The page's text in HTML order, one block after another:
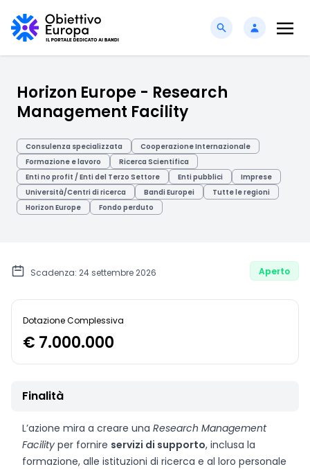
Horizon Europe - Research
Management Facility
Consulenza specializzata
Cooperazione Internazionale
Formazione e lavoro
Ricerca Scientifica
Enti no profit / Enti del Terzo Settore
Enti pubblici
Imprese
Università/Centri di ricerca
Bandi Europei
Tutte le regioni
Horizon Europe
Fondo perduto
Scadenza: 24 settembre 2026 Aperto
Dotazione Complessiva
€ 7.000.000
Finalità
L’azione mira a creare una Research Management
Facility per fornire servizi di supporto, inclusa la
formazione, alle istituzioni di ricerca e al loro personale